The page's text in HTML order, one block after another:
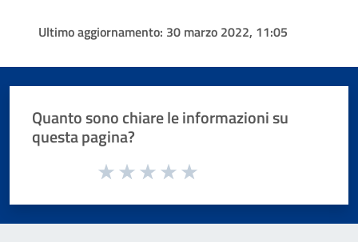
Ultimo aggiornamento: 30 marzo 2022, 11:05
Quanto sono chiare le informazioni su
questa pagina?
Valuta da 1 a 5 stelle la pagina